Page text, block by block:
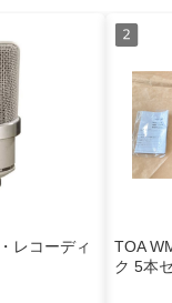
レコーディ
TOA
ク 5本